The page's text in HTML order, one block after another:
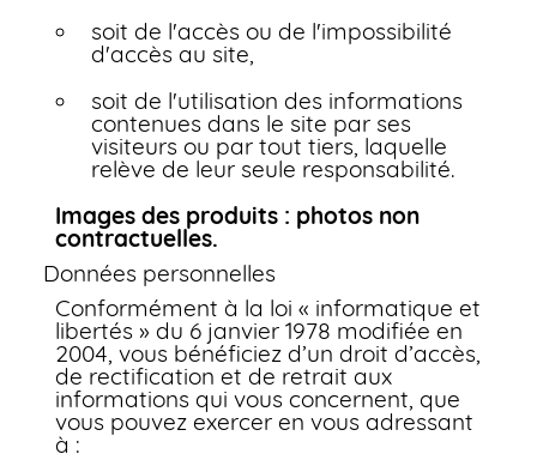
soit de l'accès ou de l'impossibilité
d'accès au site,
soit de l'utilisation des informations
contenues dans le site par ses
visiteurs ou par tout tiers, laquelle
relève de leur seule responsabilité.
Images des produits : photos non
contractuelles.
Données personnelles
Conformément à la loi « informatique et
libertés » du 6 janvier 1978 modifiée en
2004, vous bénéficiez d’un droit d’accès,
de rectification et de retrait aux
informations qui vous concernent, que
vous pouvez exercer en vous adressant
à :